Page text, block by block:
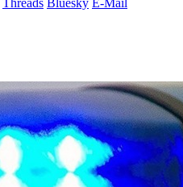
Threads Bluesky E-Mail